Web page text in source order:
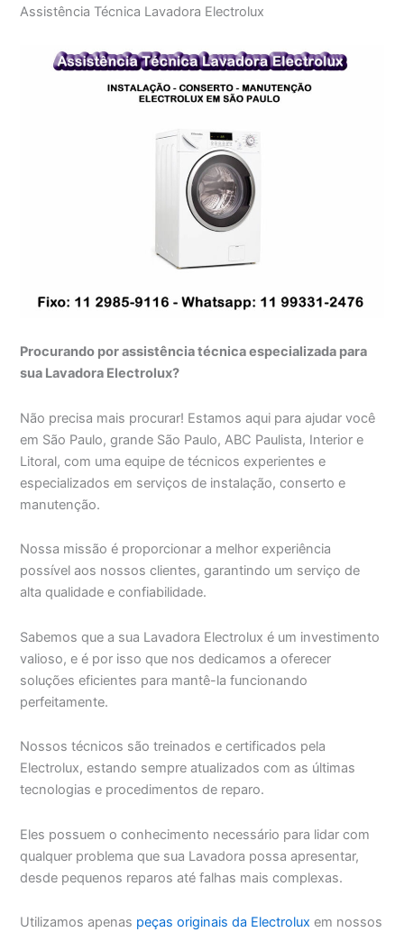
Assistência Técnica Lavadora Electrolux
Procurando por assistência técnica especializada para
sua Lavadora Electrolux?
Não precisa mais procurar! Estamos aqui para ajudar você
em São Paulo, grande São Paulo, ABC Paulista, Interior e
Litoral, com uma equipe de técnicos experientes e
especializados em serviços de instalação, conserto e
manutenção.
Nossa missão é proporcionar a melhor experiência
possível aos nossos clientes, garantindo um serviço de
alta qualidade e confiabilidade.
Sabemos que a sua Lavadora Electrolux é um investimento
valioso, e é por isso que nos dedicamos a oferecer
soluções eficientes para mantê-la funcionando
perfeitamente.
Nossos técnicos são treinados e certificados pela
Electrolux, estando sempre atualizados com as últimas
tecnologias e procedimentos de reparo.
Eles possuem o conhecimento necessário para lidar com
qualquer problema que sua Lavadora possa apresentar,
desde pequenos reparos até falhas mais complexas.
Utilizamos apenas peças originais da Electrolux em nossos